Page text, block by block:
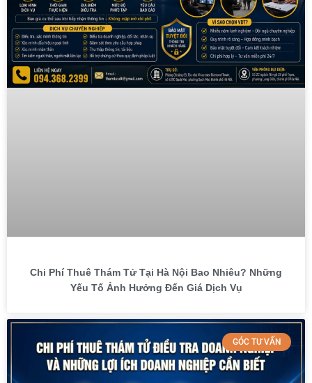
Chi Phí Thuê Thám Tử Tại Hà Nội Bao Nhiêu? Những
Yếu Tố Ảnh Hưởng Đến Giá Dịch Vụ
GÓC TƯ VẤN